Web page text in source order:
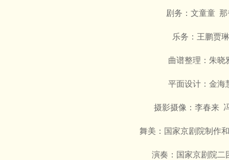
剧务：文童童 那
乐务：王鹏贾琳
曲谱整理：朱晓
平面设计：金海
摄影摄像：李春来
舞美：国家京剧院制作
演奏：国家京剧院二